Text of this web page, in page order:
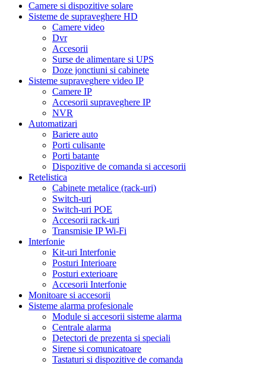
Camere si dispozitive solare
Sisteme de supraveghere HD
Camere video
Dvr
Accesorii
Surse de alimentare si UPS
Doze jonctiuni si cabinete
Sisteme supraveghere video IP
Camere IP
Accesorii supraveghere IP
NVR
Automatizari
Bariere auto
Porti culisante
Porti batante
Dispozitive de comanda si accesorii
Retelistica
Cabinete metalice (rack-uri)
Switch-uri
Switch-uri POE
Accesorii rack-uri
Transmisie IP Wi-Fi
Interfonie
Kit-uri Interfonie
Posturi Interioare
Posturi exterioare
Accesorii Interfonie
Monitoare si accesorii
Sisteme alarma profesionale
Module si accesorii sisteme alarma
Centrale alarma
Detectori de prezenta si speciali
Sirene si comunicatoare
Tastaturi si dispozitive de comanda